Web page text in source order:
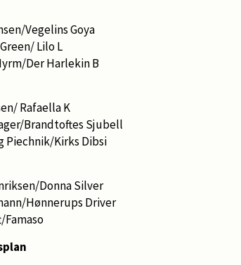
Vegelins Goya
Lilo L
Der Harlekin B
Rafaella K
Brandtoftes Sjubell
Piechnik/Kirks Dibsi
Donna Silver
Hønnerups Driver
Famaso